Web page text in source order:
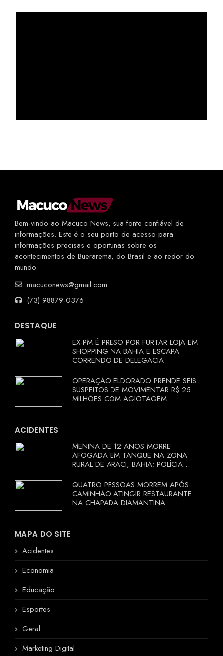
Bem-vindo ao Macuco News, sua fonte confiável de
informações. Este é o seu ponto de acesso para
informações precisas e oportunas sobre os
acontecimentos de Buerarema, do Brasil e ao redor do
mundo.
macuconews@gmail.com
(73) 98879-0376
DESTAQUE
EX-PM É PRESO POR FURTAR LOJA EM
SHOPPING NA BAHIA E ESCAPA
CORRENDO DE DELEGACIA
OPERAÇÃO ELDORADO PRENDE SEIS
SUSPEITOS DE MOVIMENTAR R$ 25
MILHÕES COM AGIOTAGEM
ACIDENTES
MENINA DE 12 ANOS MORRE
AFOGADA EM TANQUE NA ZONA
RURAL DE ARACI, BAHIA; POLÍCIA
QUATRO PESSOAS MORREM APÓS
CAMINHÃO ATINGIR RESTAURANTE
NA CHAPADA DIAMANTINA
MAPA DO SITE
Acidentes
Economia
Educação
Esportes
Geral
Marketing Digital